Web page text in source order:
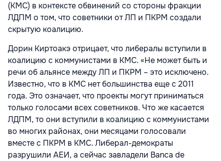
(КМС) в контексте обвинений со стороны фракции
ЛДПМ о том, что советники от ЛП и ПКРМ создали
скрытую коалицию.
Дорин Киртоакэ отрицает, что либералы вступили в
коалицию с коммунистами в КМС. «Не может быть и
речи об альянсе между ЛП и ПКРМ – это исключено.
Известно, что в КМС нет большинства еще с 2011
года. Это означает, что проекты могут приниматься
только голосами всех советников. Что же касается
ЛДПМ, то они вступили в коалицию с коммунистами
во многих районах, они месяцами голосовали
вместе с ПКРМ в КМС. Либерал-демократы
разрушили АЕИ, а сейчас завладели Banca de